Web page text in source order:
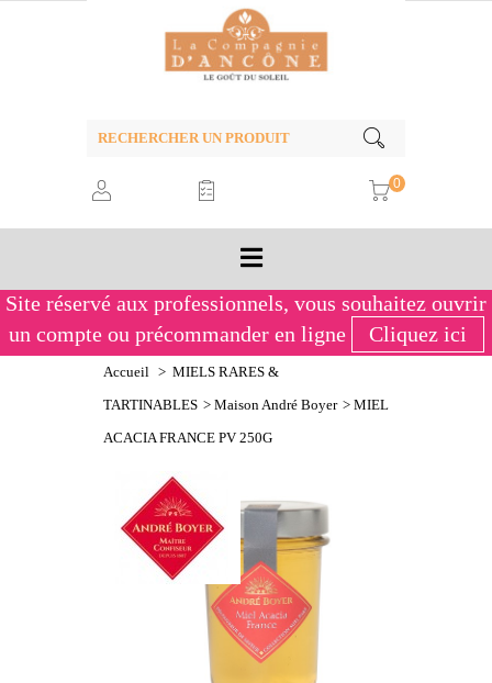
0
Site réservé aux professionnels, vous souhaitez ouvrir
un compte ou précommander en ligne
Cliquez ici
Accueil > MIELS RARES &
TARTINABLES > Maison André Boyer > MIEL
ACACIA FRANCE PV 250G